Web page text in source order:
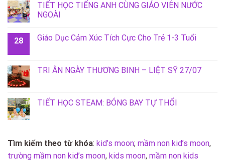
TIẾT HỌC TIẾNG ANH CÙNG GIÁO VIÊN NƯỚC
NGOÀI
28 Giáo Dục Cảm Xúc Tích Cực Cho Trẻ 1-3 Tuổi
TRI ÂN NGÀY THƯƠNG BINH – LIỆT SỸ 27/07
TIẾT HỌC STEAM: BÓNG BAY TỰ THỔI
Tìm kiếm theo từ khóa: kid’s moon; mầm non kid’s moon,
trường mầm non kid’s moon, kids moon, mầm non kids